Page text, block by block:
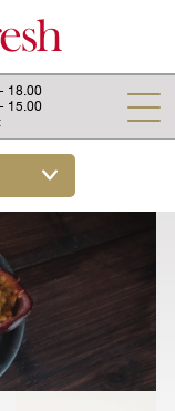
18.00
15.00